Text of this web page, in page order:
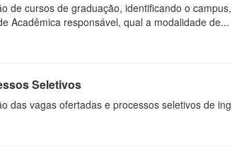
de cursos de graduação, identificando o
Acadêmica responsável, qual a modalidade de...
Seletivos
das vagas ofertadas e processos seletivos de